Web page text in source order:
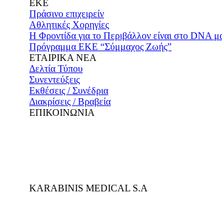
ΕΚΕ
Πράσινο επιχειρείν
Αθλητικές Χορηγίες
Η Φροντίδα για το Περιβάλλον είναι στο DNA
Πρόγραμμα ΕΚΕ “Σύμμαχος Ζωής”
ΕΤΑΙΡΙΚΑ ΝΕΑ
Δελτία Τύπου
Συνεντεύξεις
Εκθέσεις / Συνέδρια
Διακρίσεις / Βραβεία
ΕΠΙΚΟΙΝΩΝΙΑ
KARABINIS MEDICAL S.A